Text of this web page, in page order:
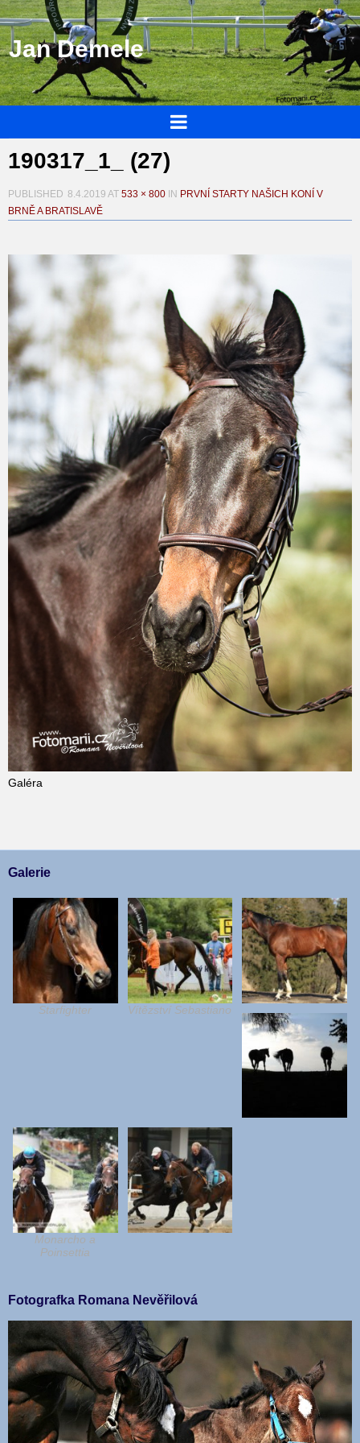
Jan Demele
190317_1_ (27)
PUBLISHED 8.4.2019 AT 533 × 800 IN PRVNÍ STARTY NAŠICH KONÍ V
BRNĚ A BRATISLAVĚ
Galéra
Galerie
Starfighter Vítězství Sebastiano
Monarcho a
Poinsettia
Fotografka Romana Nevěřilová